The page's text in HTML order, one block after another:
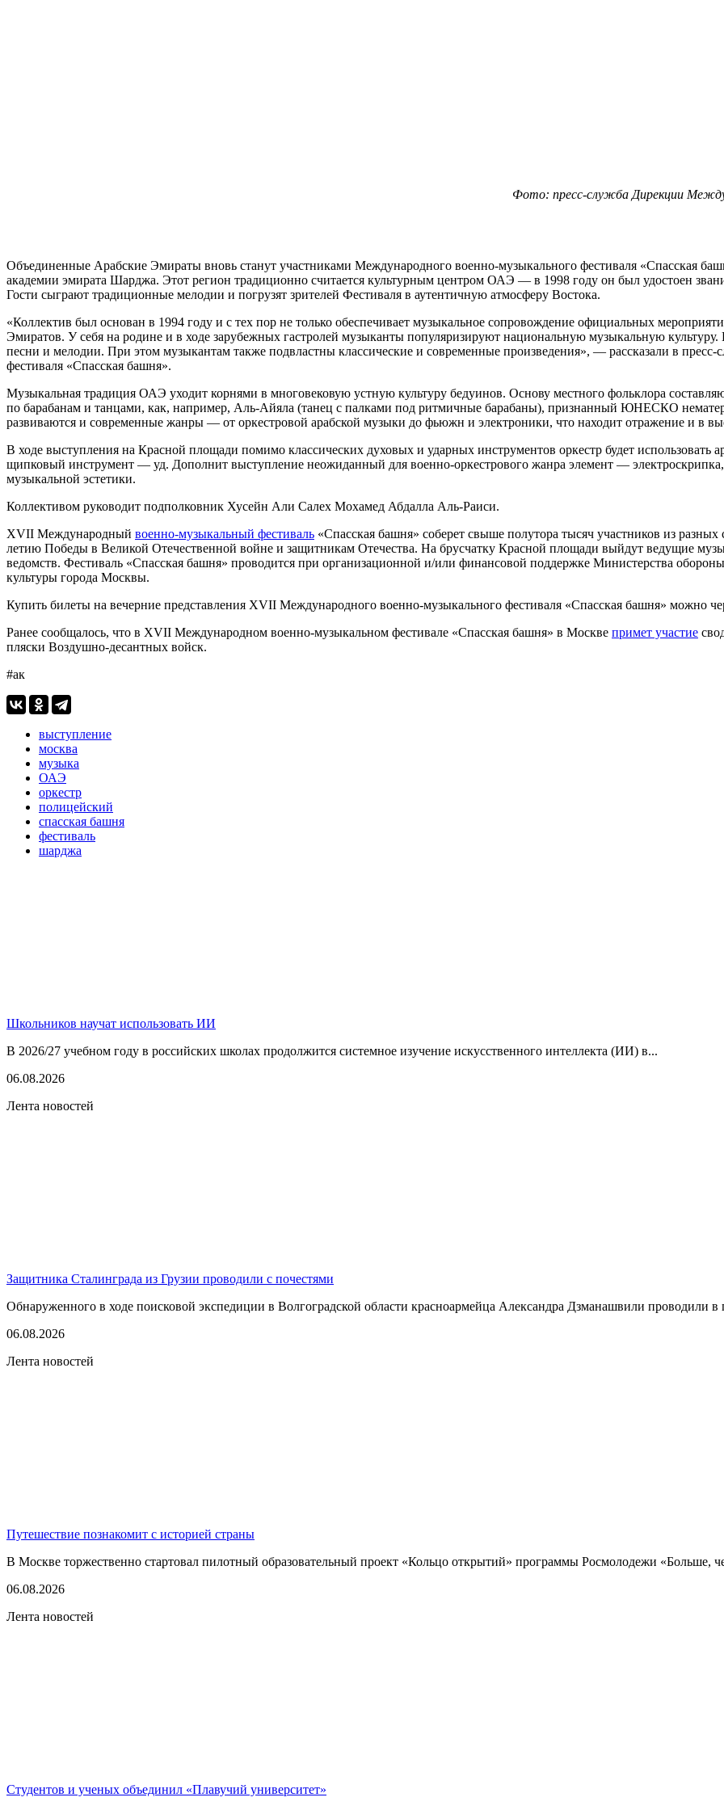
Фото: пресс-служба Дирекции
Объединенные Арабские Эмираты вновь станут участниками Международного военно-музыкального фестиваля «Спасская
академии эмирата Шарджа. Этот регион традиционно считается культурным центром ОАЭ — в 1998 году он был удостоен
Гости сыграют традиционные мелодии и погрузят зрителей Фестиваля в аутентичную атмосферу Востока.
«Коллектив был основан в 1994 году и с тех пор не только обеспечивает музыкальное сопровождение официальных
Эмиратов. У себя на родине и в ходе зарубежных гастролей музыканты популяризируют национальную музыкальную
песни и мелодии. При этом музыкантам также подвластны классические и современные произведения», — рассказали в
фестиваля «Спасская башня».
Музыкальная традиция ОАЭ уходит корнями в многовековую устную культуру бедуинов. Основу местного фольклора
по барабанам и танцами, как, например, Аль-Айяла (танец с палками под ритмичные барабаны), признанный ЮНЕСКО
развиваются и современные жанры — от оркестровой арабской музыки до фьюжн и электроники, что находит отражение и в
В ходе выступления на Красной площади помимо классических духовых и ударных инструментов оркестр будет использовать
щипковый инструмент — уд. Дополнит выступление неожиданный для военно-оркестрового жанра элемент —
музыкальной эстетики.
Коллективом руководит подполковник Хусейн Али Салех Мохамед Абдалла Аль-Раиси.
XVII Международный военно-музыкальный фестиваль «Спасская башня» соберет свыше полутора тысяч участников из
летию Победы в Великой Отечественной войне и защитникам Отечества. На брусчатку Красной площади выйдут ведущие
ведомств. Фестиваль «Спасская башня» проводится при организационной и/или финансовой поддержке Министерства
культуры города Москвы.
Купить билеты на вечерние представления XVII Международного военно-музыкального фестиваля «Спасская башня» можно
Ранее сообщалось, что в XVII Международном военно-музыкальном фестивале «Спасская башня» в Москве примет участие
пляски Воздушно-десантных войск.
#ак
выступление
москва
музыка
ОАЭ
оркестр
полицейский
спасская башня
фестиваль
шарджа
Школьников научат использовать ИИ
В 2026/27 учебном году в российских школах продолжится системное изучение искусственного интеллекта (ИИ) в...
06.08.2026
Лента новостей
Защитника Сталинграда из Грузии проводили с почестями
Обнаруженного в ходе поисковой экспедиции в Волгоградской области красноармейца Александра Дзманашвили проводили в
06.08.2026
Лента новостей
Путешествие познакомит с историей страны
В Москве торжественно стартовал пилотный образовательный проект «Кольцо открытий» программы Росмолодежи «Больше,
06.08.2026
Лента новостей
Студентов и ученых объединил «Плавучий университет»